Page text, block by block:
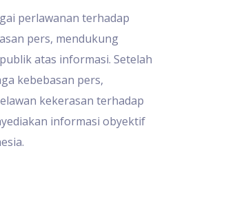
perlawanan terhadap
pers, mendukung
atas informasi. Setelah
kebebasan pers,
kekerasan terhadap
informasi obyektif